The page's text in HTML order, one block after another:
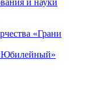
и науки
«Грани